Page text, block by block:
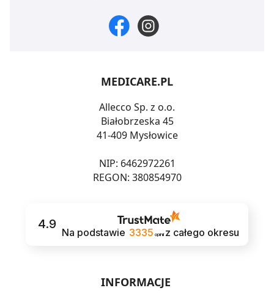
MEDICARE.PL
Allecco Sp. z o.o.
Białobrzeska 45
41-409 Mysłowice
NIP: 6462972261
REGON: 380854970
4.9
Na podstawie 3335 opinii z całego okresu
INFORMACJE